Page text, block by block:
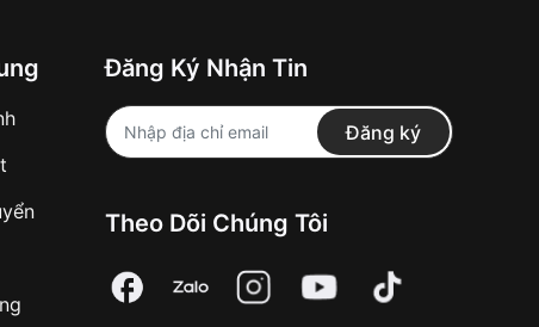
Đăng Ký Nhận Tin
Đăng ký
Theo Dõi Chúng Tôi